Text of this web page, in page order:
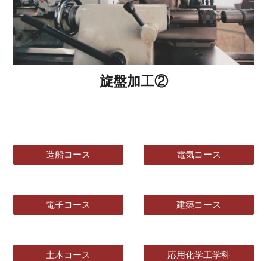
旋盤加工②
造船コース 電気コース
電子コース 建築コース
土木コース 応用化学工学科